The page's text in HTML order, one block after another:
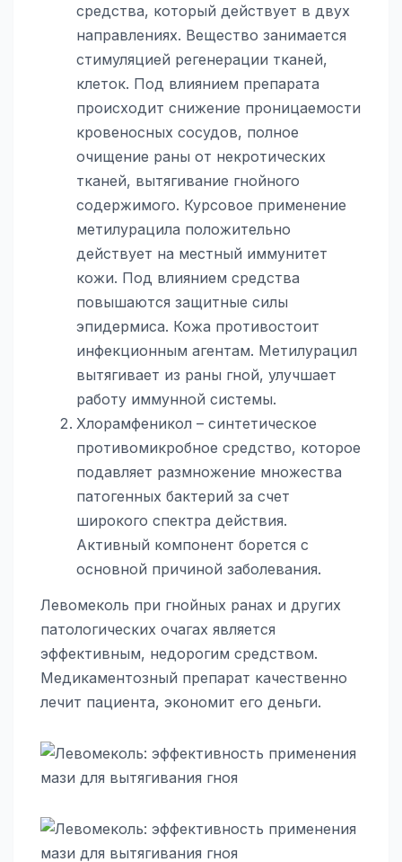
средства, который действует в двух
направлениях. Вещество занимается
стимуляцией регенерации тканей,
клеток. Под влиянием препарата
происходит снижение проницаемости
кровеносных сосудов, полное
очищение раны от некротических
тканей, вытягивание гнойного
содержимого. Курсовое применение
метилурацила положительно
действует на местный иммунитет
кожи. Под влиянием средства
повышаются защитные силы
эпидермиса. Кожа противостоит
инфекционным агентам. Метилурацил
вытягивает из раны гной, улучшает
работу иммунной системы.
Хлорамфеникол – синтетическое
противомикробное средство, которое
подавляет размножение множества
патогенных бактерий за счет
широкого спектра действия.
Активный компонент борется с
основной причиной заболевания.
Левомеколь при гнойных ранах и других
патологических очагах является
эффективным, недорогим средством.
Медикаментозный препарат качественно
лечит пациента, экономит его деньги.